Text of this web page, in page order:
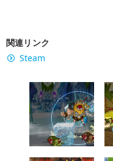
関連リンク
Steam